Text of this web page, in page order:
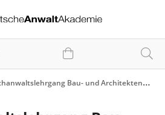
Bau- und Architektenrecht – Präsenz-Bausteine: 2, 4, 6 / Online-Bausteine: 1, 3, 5